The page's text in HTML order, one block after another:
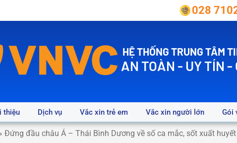
028
HỆ THỐNG TRUNG TÂM
AN TOÀN - UY TÍN -
thiệu Dịch vụ Vắc xin trẻ em Vắc xin người lớn Gói
Đứng đầu châu Á – Thái Bình Dương về số ca mắc, sốt xuất